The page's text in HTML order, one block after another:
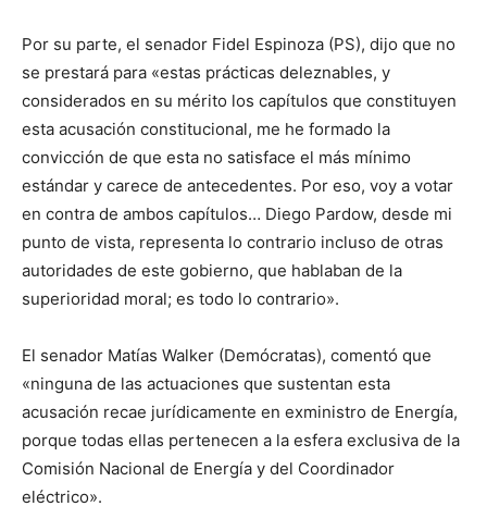
Por su parte, el senador Fidel Espinoza (PS), dijo que no
se prestará para «estas prácticas deleznables, y
considerados en su mérito los capítulos que constituyen
esta acusación constitucional, me he formado la
convicción de que esta no satisface el más mínimo
estándar y carece de antecedentes. Por eso, voy a votar
en contra de ambos capítulos… Diego Pardow, desde mi
punto de vista, representa lo contrario incluso de otras
autoridades de este gobierno, que hablaban de la
superioridad moral; es todo lo contrario».
El senador Matías Walker (Demócratas), comentó que
«ninguna de las actuaciones que sustentan esta
acusación recae jurídicamente en exministro de Energía,
porque todas ellas pertenecen a la esfera exclusiva de la
Comisión Nacional de Energía y del Coordinador
eléctrico».